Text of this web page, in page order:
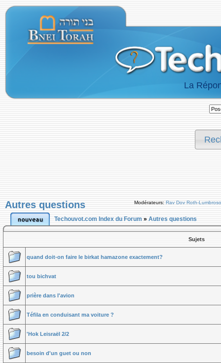
La
Autres questions Modérateurs: Rav Dov Roth-Lumbroso
Techouvot.com Index du Forum » Autres questions
Sujets
quand doit-on faire le birkat hamazone exactement?
tou bichvat
prière dans l'avion
Téfila en conduisant ma voiture ?
'Hok Leisraël 2/2
besoin d'un guet ou non